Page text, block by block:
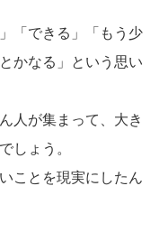
「できる」「もう少
かなる」という思い
人が集まって、大き
しょう。
ことを現実にしたん